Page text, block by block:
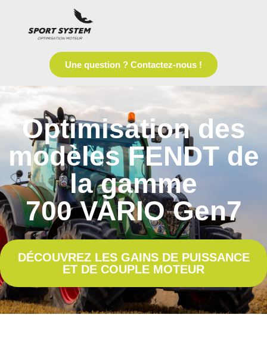
Une question ? Contactez-nous !
Optimisation des
modèles FENDT de
la gamme
700 VARIO Gen7
DÉCOUVREZ LES GAINS DE PUISSANCE
ET DE COUPLE MOTEUR